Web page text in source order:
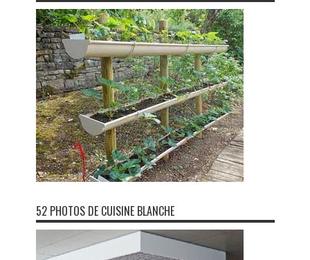
52 PHOTOS DE CUISINE BLANCHE